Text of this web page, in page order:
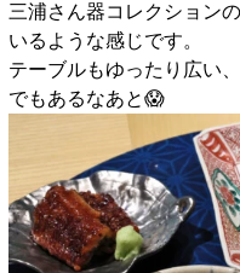
三浦さん器コレクション
いるような感じです。
テーブルもゆったり広い
でもあるなあと😱